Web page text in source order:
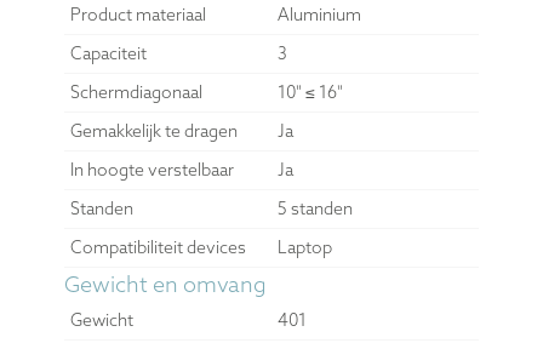
Product materiaal
Aluminium
Capaciteit
3
Schermdiagonaal
10" ≤ 16"
Gemakkelijk te dragen
Ja
In hoogte verstelbaar
Ja
Standen
5 standen
Compatibiliteit devices
Laptop
Gewicht en omvang
Gewicht
401